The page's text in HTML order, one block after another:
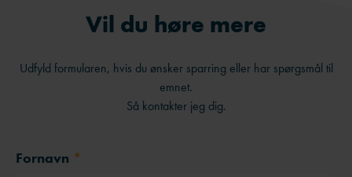
Vil du høre mere
Udfyld formularen, hvis du ønsker sparring eller har spørgsmål til
emnet.
Så kontakter jeg dig.
Fornavn *